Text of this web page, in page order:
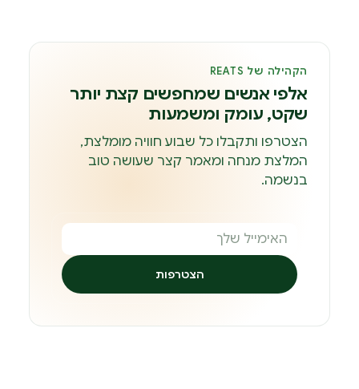
הקהילה של REATS
אלפי אנשים שמחפשים קצת יותר
שקט, עומק ומשמעות
הצטרפו ותקבלו כל שבוע חוויה מומלצת,
המלצת מנחה ומאמר קצר שעושה טוב
בנשמה.
הצטרפות